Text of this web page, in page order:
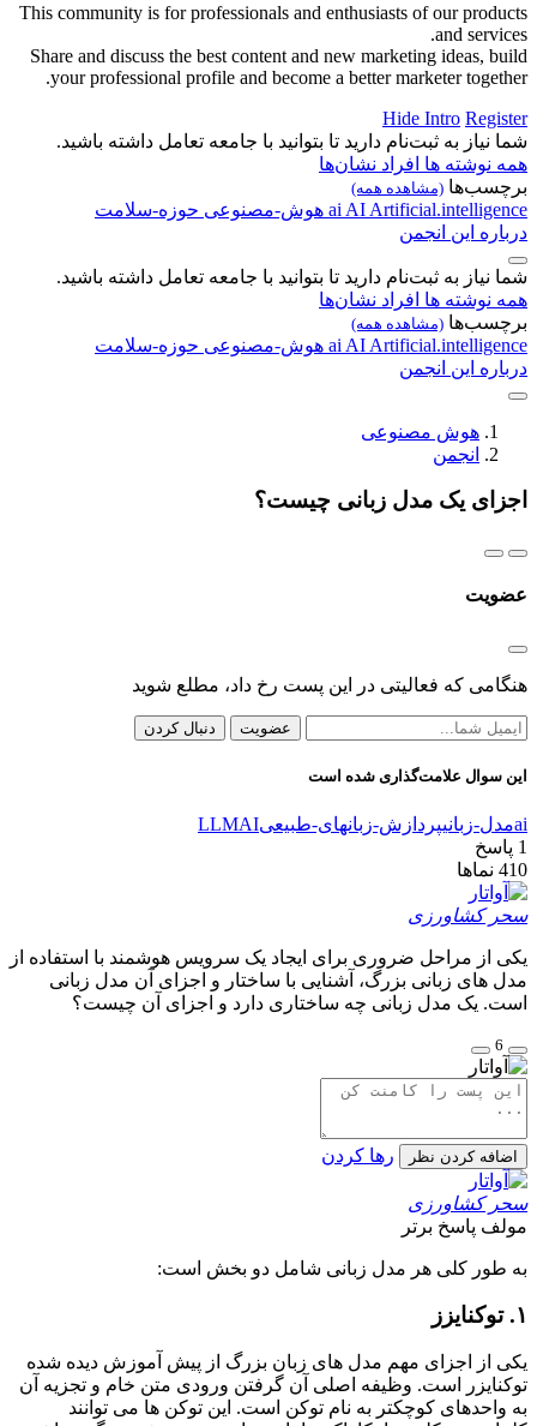
This community is for professionals and enthusiasts of our products
and services.
Share and discuss the best content and new marketing ideas, build
your professional profile and become a better marketer together.
Hide Intro Register
شما نیاز به ثبت‌نام دارید تا بتوانید با جامعه تعامل داشته باشید.
همه نوشته ها افراد نشان‌ها
برچسب‌ها (مشاهده همه)
ai AI Artificial.intelligence هوش-مصنوعی حوزه-سلامت
درباره این انجمن
شما نیاز به ثبت‌نام دارید تا بتوانید با جامعه تعامل داشته باشید.
همه نوشته ها افراد نشان‌ها
برچسب‌ها (مشاهده همه)
ai AI Artificial.intelligence هوش-مصنوعی حوزه-سلامت
درباره این انجمن
هوش مصنوعی
انجمن
اجزای یک مدل زبانی چیست؟
عضویت
هنگامی که فعالیتی در این پست رخ داد، مطلع شوید
عضویت دنبال کردن
این سوال علامت‌گذاری شده است
aiمدل-زبانیپردازش-زبانهای-طبیعی LLMAI
1 پاسخ
410 نماها
سحر کشاورزی
یکی از مراحل ضروری برای ایجاد یک سرویس هوشمند با استفاده از
مدل های زبانی بزرگ، آشنایی با ساختار و اجزای آن مدل زبانی
است. یک مدل زبانی چه ساختاری دارد و اجزای آن چیست؟
6
اضافه کردن نظر رها کردن
سحر کشاورزی
مولف پاسخ برتر
به طور کلی هر مدل زبانی شامل دو بخش است:
۱. توکنایزز
یکی از اجزای مهم مدل های زبان بزرگ از پیش آموزش دیده شده
توکنایزر است. وظیفه اصلی آن گرفتن ورودی متن خام و تجزیه آن
به واحدهای کوچکتر به نام توکن است. این توکن ها می توانند